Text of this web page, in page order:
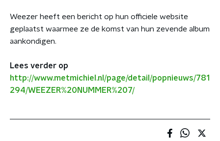
Weezer heeft een bericht op hun officiele website
geplaatst waarmee ze de komst van hun zevende album
aankondigen.
Lees verder op
http://www.metmichiel.nl/page/detail/popnieuws/781
294/WEEZER%20NUMMER%207/